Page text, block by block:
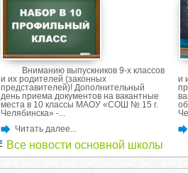
Вниманию выпускников 9-х классов
и их родителей (законных
представителей)! Дополнительный
день приема документов на вакантные
места в 10 классы МАОУ «СОШ № 15 г.
Челябинска» -...
Читать далее...
и
Все новости основной школы